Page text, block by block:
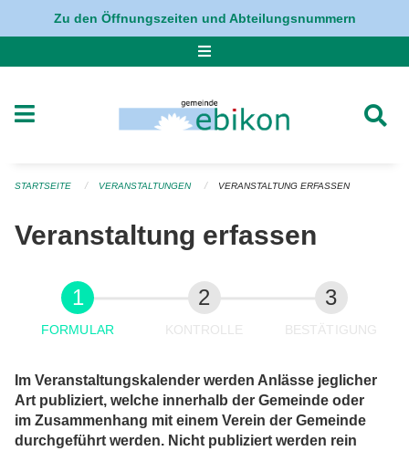
Navigation überspringen
Zu den Öffnungszeiten und Abteilungsnummern
STARTSEITE VERANSTALTUNGEN VERANSTALTUNG ERFASSEN
Veranstaltung erfassen
FORMULAR KONTROLLE BESTÄTIGUNG
Im Veranstaltungskalender werden Anlässe jeglicher
Art publiziert, welche innerhalb der Gemeinde oder
im Zusammenhang mit einem Verein der Gemeinde
durchgeführt werden. Nicht publiziert werden rein